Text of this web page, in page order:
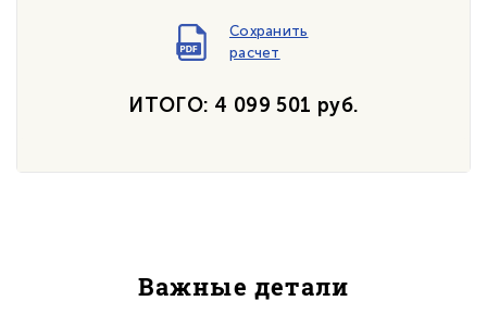
Сохранить
расчет
ИТОГО: 4 099 501 руб.
Важные детали